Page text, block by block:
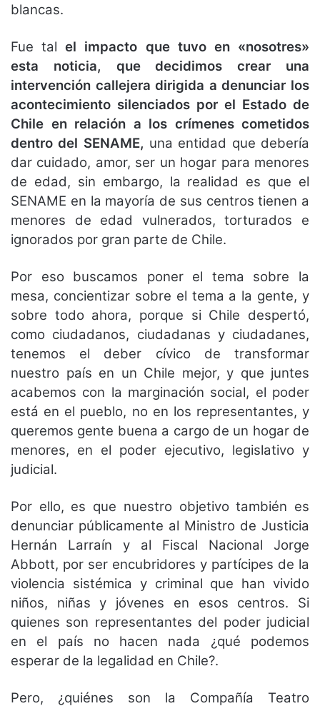
blancas.
Fue talel impacto que tuvo en «nosotres»
esta noticia, que decidimos crear una
intervención callejera dirigida a denunciar los
acontecimiento silenciados por el Estado de
Chile en relación a los crímenes cometidos
dentro del SENAME, una entidad que debería
dar cuidado, amor, ser un hogar para menores
de edad, sin embargo, la realidad es que el
SENAME en la mayoría de sus centros tienen a
menores de edad vulnerados, torturados e
ignorados por gran parte de Chile.
Por eso buscamos poner el tema sobre la
mesa, concientizar sobre el tema a la gente, y
sobre todo ahora, porque si Chile despertó,
como ciudadanos, ciudadanas y ciudadanes,
tenemos el deber cívico de transformar
nuestro país en un Chile mejor, y que juntes
acabemos con la marginación social, el poder
está en el pueblo, no en los representantes, y
queremos gente buena a cargo de un hogar de
menores, en el poder ejecutivo, legislativo y
judicial.
Por ello, es que nuestro objetivo también es
denunciar públicamente al Ministro de Justicia
Hernán Larraín y al Fiscal Nacional Jorge
Abbott, por ser encubridores y partícipes de la
violencia sistémica y criminal que han vivido
niños, niñas y jóvenes en esos centros. Si
quienes son representantes del poder judicial
en el país no hacen nada ¿qué podemos
esperar de la legalidad en Chile?.
Pero, ¿quiénes son la Compañía Teatro